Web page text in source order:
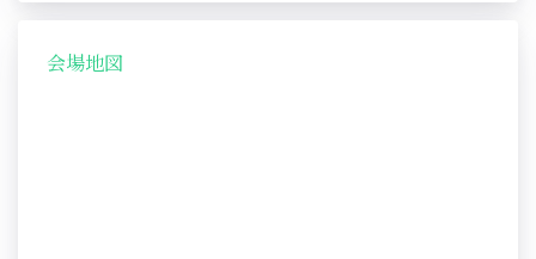
会場地図